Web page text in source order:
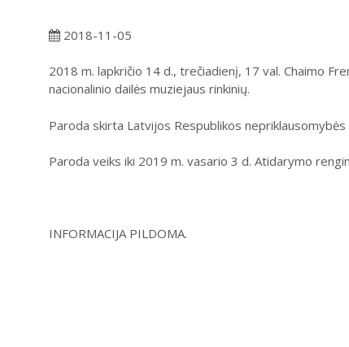
2018-11-05
2018 m. lapkričio 14 d., trečiadienį, 17 val. Chaimo
nacionalinio dailės muziejaus rinkinių.
Paroda skirta Latvijos Respublikos nepriklausomybės
Paroda veiks iki 2019 m. vasario 3 d. Atidarymo
INFORMACIJA PILDOMA.